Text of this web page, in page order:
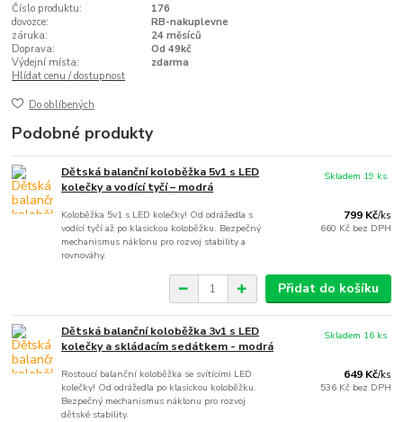
Číslo produktu:
176
dovozce:
RB-nakuplevne
záruka:
24 měsíců
Doprava:
Od 49kč
Výdejní místa:
zdarma
Hlídat cenu / dostupnost
Do oblíbených
Podobné produkty
Dětská balanční koloběžka 5v1 s LED
kolečky a vodící tyčí – modrá
Koloběžka 5v1 s LED kolečky! Od odrážedla s
vodící tyčí až po klasickou koloběžku. Bezpečný
mechanismus náklonu pro rozvoj stability a
rovnováhy.
799 Kč/ks
660 Kč bez DPH
Skladem 19 ks
Přidat do košíku
Dětská balanční koloběžka 3v1 s LED
kolečky a skládacím sedátkem - modrá
Rostoucí balanční koloběžka se svítícími LED
kolečky! Od odrážedla po klasickou koloběžku.
Bezpečný mechanismus náklonu pro rozvoj
dětské stability.
649 Kč/ks
536 Kč bez DPH
Skladem 16 ks